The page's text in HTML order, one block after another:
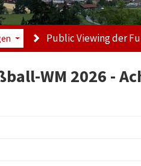
Public Viewing der
WM 2026 -